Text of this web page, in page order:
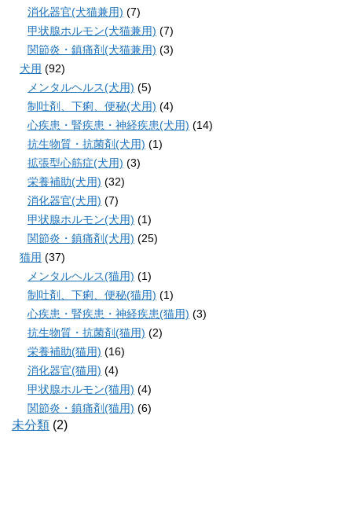
消化器官(犬猫兼用) (7)
甲状腺ホルモン(犬猫兼用) (7)
関節炎・鎮痛剤(犬猫兼用) (3)
犬用 (92)
メンタルヘルス(犬用) (5)
制吐剤、下痢、便秘(犬用) (4)
心疾患・腎疾患・神経疾患(犬用) (14)
抗生物質・抗菌剤(犬用) (1)
拡張型心筋症(犬用) (3)
栄養補助(犬用) (32)
消化器官(犬用) (7)
甲状腺ホルモン(犬用) (1)
関節炎・鎮痛剤(犬用) (25)
猫用 (37)
メンタルヘルス(猫用) (1)
制吐剤、下痢、便秘(猫用) (1)
心疾患・腎疾患・神経疾患(猫用) (3)
抗生物質・抗菌剤(猫用) (2)
栄養補助(猫用) (16)
消化器官(猫用) (4)
甲状腺ホルモン(猫用) (4)
関節炎・鎮痛剤(猫用) (6)
未分類 (2)